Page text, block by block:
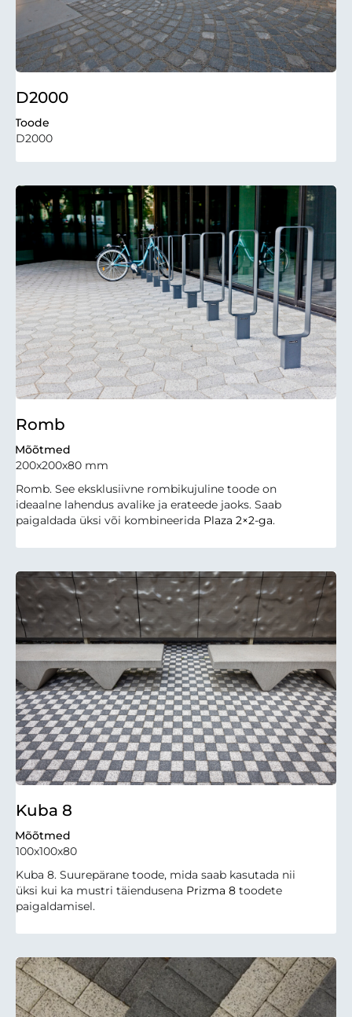
D2000
Toode
D2000
Romb
Mõõtmed
200x200x80 mm
Romb. See eksklusiivne rombikujuline toode on
ideaalne lahendus avalike ja erateede jaoks. Saab
paigaldada üksi või kombineerida Plaza 2×2-ga.
Kuba 8
Mõõtmed
100x100x80
Kuba 8. Suurepärane toode, mida saab kasutada nii
üksi kui ka mustri täiendusena Prizma 8 toodete
paigaldamisel.